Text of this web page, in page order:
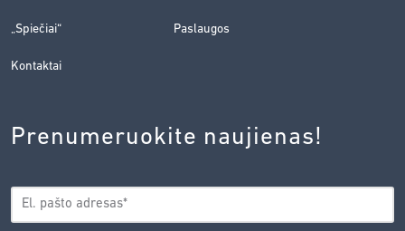
„Spiečiai“ Paslaugos
Kontaktai
Prenumeruokite naujienas!
EL.
PAŠTAS*